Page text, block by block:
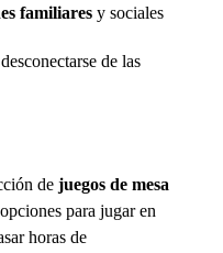
familiares y sociales
de las
de juegos de mesa
para jugar en
horas de